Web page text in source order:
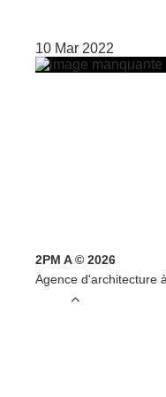
10 Mar 2022
2PM A © 2026
Agence d'architecture
